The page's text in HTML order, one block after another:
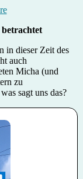
zu
Schwerter
zu
betrachtet
in dieser Zeit des
auch
Micha (und
zu
sagt uns das?